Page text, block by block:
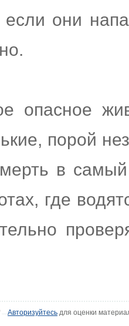
если они
опасное
порой
в
где
Авторизуйтесьдля оценки